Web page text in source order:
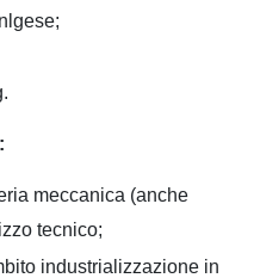
meccanica (anche
tecnico;
industrializzazione in